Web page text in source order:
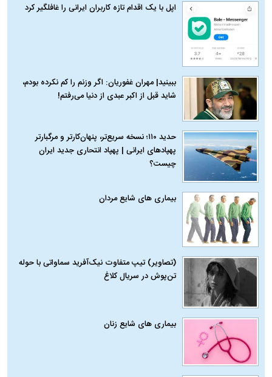
اپل با یک اقدام تازه کاربران ایرانی را غافلگیر کرد
ببینید| مهران غفوریان: اگر وزنم را کم نکرده بودم،
شاید قبل از اکبر عبدی از دنیا می‌رفتم!
حدید ۱۱۰؛ نسخه سریع‌تر، پنهان‌کارتر و مرگبارتر
پهپادهای ایرانی | پهپاد انتحاری جدید ایران
چیست؟
بیماری‌ های شایع مردان
(تصاویر) تیپ متفاوت نیک‌آفرید سماواتی با حوله
تن‌پوش در سریال کلاغ
بیماری‌ های شایع زنان